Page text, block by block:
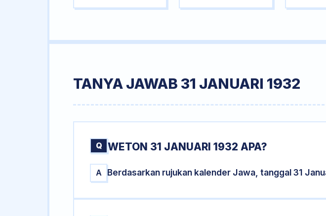
TANYA JAWAB 31 JANUARI 1932
Q WETON 31 JANUARI 1932 APA?
A Berdasarkan rujukan kalender Jawa, tanggal 31